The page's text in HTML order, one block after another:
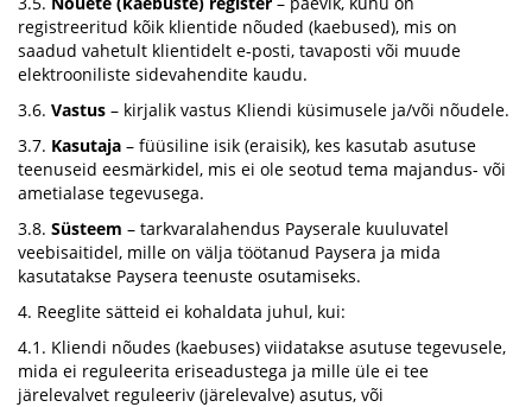
registreeritud kõik klientide nõuded (kaebused), mis on
saadud vahetult klientidelt e-posti, tavaposti või muude
elektrooniliste sidevahendite kaudu.
3.6. Vastus – kirjalik vastus Kliendi küsimusele ja/või nõudele.
3.7. Kasutaja – füüsiline isik (eraisik), kes kasutab asutuse
teenuseid eesmärkidel, mis ei ole seotud tema majandus- või
ametialase tegevusega.
3.8. Süsteem – tarkvaralahendus Payserale kuuluvatel
veebisaitidel, mille on välja töötanud Paysera ja mida
kasutatakse Paysera teenuste osutamiseks.
4. Reeglite sätteid ei kohaldata juhul, kui:
4.1. Kliendi nõudes (kaebuses) viidatakse asutuse tegevusele,
mida ei reguleerita eriseadustega ja mille üle ei tee
järelevalvet reguleeriv (järelevalve) asutus, või